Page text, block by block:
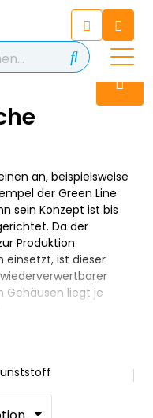
mit unserem
403
an, beispielsweise
der Green Line
sein Konzept ist bis
Da der
Produktion
einsetzt, ist dieser
Gehäusen liegt je